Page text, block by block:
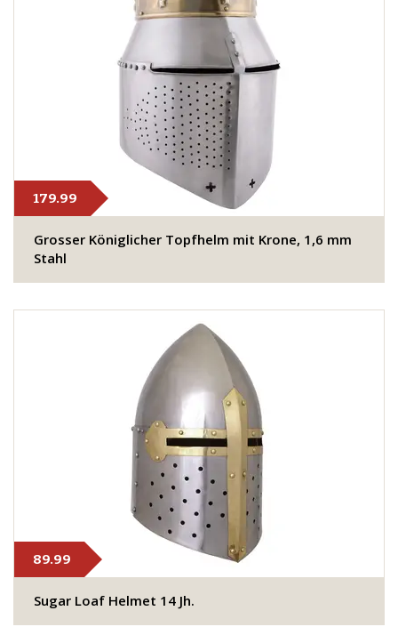
179.99
Grosser Königlicher Topfhelm mit Krone, 1,6 mm
Stahl
89.99
Sugar Loaf Helmet 14 Jh.